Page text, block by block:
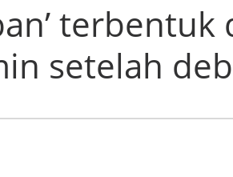
terbentuk
setelah